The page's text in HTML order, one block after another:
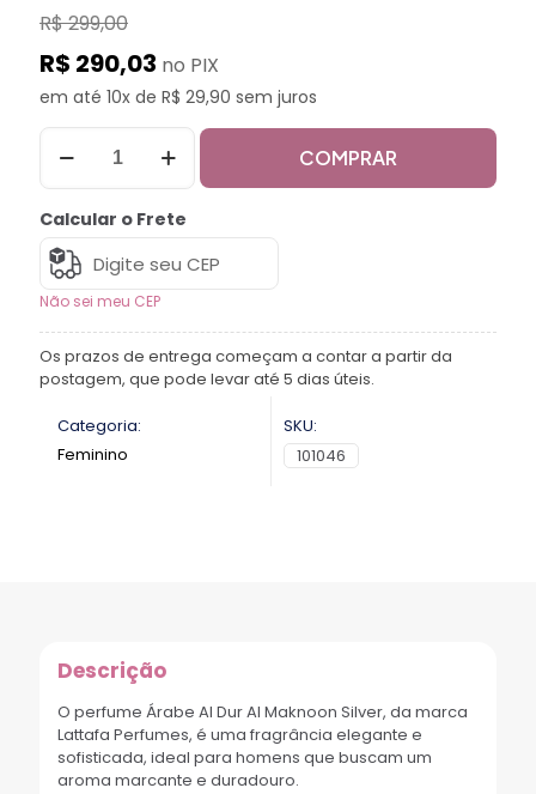
R$ 299,00
R$ 290,03 no PIX
em até 10x de R$ 29,90 sem juros
COMPRAR
Calcular o Frete
Não sei meu CEP
Os prazos de entrega começam a contar a partir da
postagem, que pode levar até 5 dias úteis.
Categoria:
Feminino
SKU:
101046
Descrição
O perfume Árabe Al Dur Al Maknoon Silver, da marca
Lattafa Perfumes, é uma fragrância elegante e
sofisticada, ideal para homens que buscam um
aroma marcante e duradouro.